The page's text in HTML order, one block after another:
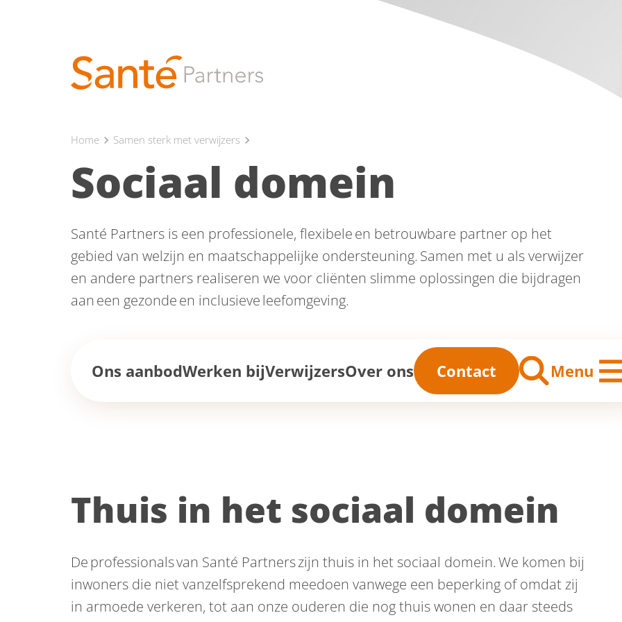
Home chevron_right Samen sterk met verwijzers chevron_right
Sociaal domein
Santé Partners is een professionele, flexibele en betrouwbare partner op het
gebied van welzijn en maatschappelijke ondersteuning. Samen met u als verwijzer
en andere partners realiseren we voor cliënten slimme oplossingen die bijdragen
aan een gezonde en inclusieve leefomgeving.
Ons aanbodWerken bijVerwijzersOver ons Contact Menu
Thuis in het sociaal domein
De professionals van Santé Partners zijn thuis in het sociaal domein. We komen bij
inwoners die niet vanzelfsprekend meedoen vanwege een beperking of omdat zij
in armoede verkeren, tot aan onze ouderen die nog thuis wonen en daar steeds